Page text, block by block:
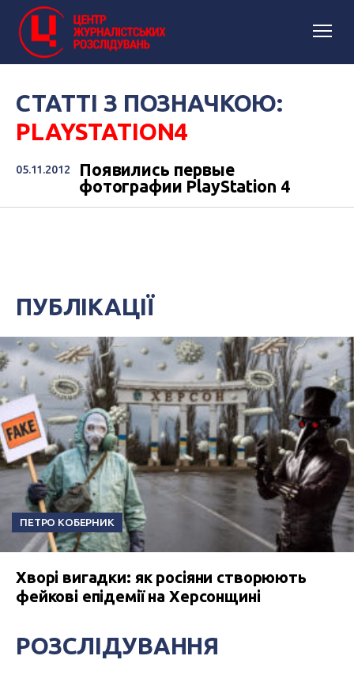
СТАТТІ З ПОЗНАЧКОЮ:
PLAYSTATION4
05.11.2012
Появились первые
фотографии PlayStation 4
ПУБЛІКАЦІЇ
ПЕТРО КОБЕРНИК
Хворі вигадки: як росіяни створюють
фейкові епідемії на Херсонщині
РОЗСЛІДУВАННЯ